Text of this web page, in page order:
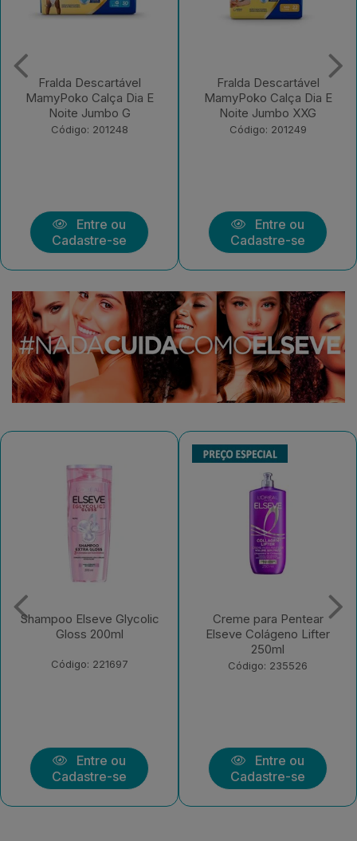
Fralda Descartável
MamyPoko Calça Dia E
Noite Jumbo G
Código: 201248
Entre ou
Cadastre-se
Fralda Descartável
MamyPoko Calça Dia E
Noite Jumbo XXG
Código: 201249
Entre ou
Cadastre-se
Shampoo Elseve Glycolic
Gloss 200ml
Código: 221697
Entre ou
Cadastre-se
Creme para Pentear
Elseve Colágeno Lifter
250ml
Código: 235526
Entre ou
Cadastre-se